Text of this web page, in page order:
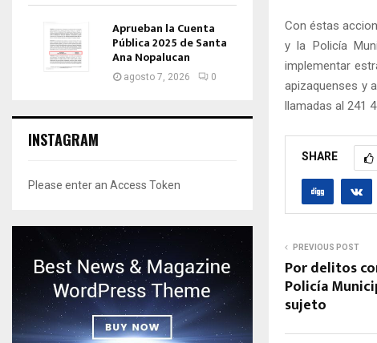
Con éstas
y la Policía
implementar
apizaquenses y
llamadas al 241
SHARE
PREVIOUS POST
Por delitos
Policía
sujeto
Aprueban la Cuenta
Pública 2025 de Santa
Ana Nopalucan
agosto 7, 2026 0
INSTAGRAM
Please enter an Access Token